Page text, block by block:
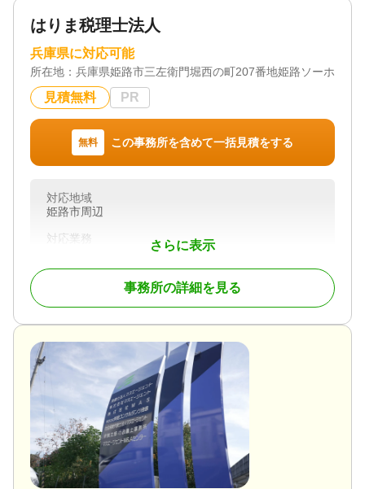
はりま税理士法人
兵庫県に対応可能
所在地： 兵庫県姫路市三左衛門堀西の町207番地姫路ソーホービ
見積無料 PR
無料 この事務所を含めて一括見積をする
さらに表示
対応地域
姫路市周辺
対応業務
遺産分割 / 相続税申告
事務所の詳細を見る